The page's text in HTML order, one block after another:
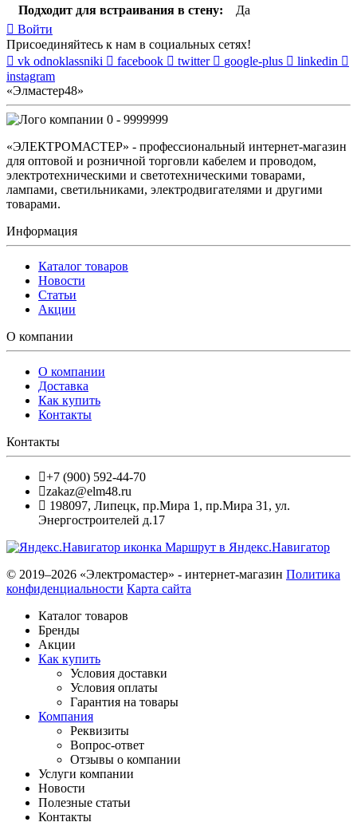
Подходит для встраивания в стену:
Да
Войти
Присоединяйтесь к нам в социальных сетях!
vk odnoklassniki facebook twitter google-plus
linkedin
instagram
«Элмастер48»
0 - 9999999
«ЭЛЕКТРОМАСТЕР» - профессиональный интернет-магазин
для оптовой и розничной торговли кабелем и проводом,
электротехническими и светотехническими товарами,
лампами, светильниками, электродвигателями и другими
товарами.
Информация
Каталог товаров
Новости
Статьи
Акции
О компании
О компании
Доставка
Как купить
Контакты
Контакты
+7 (900) 592-44-70
zakaz@elm48.ru
198097, Липецк, пр.Мира 1, пр.Мира 31, ул.
Энергостроителей д.17
Маршрут в Яндекс.Навигатор
© 2019–2026 «Электромастер» - интернет-магазин Политика
конфиденциальности Карта сайта
Каталог товаров
Бренды
Акции
Как купить
Условия доставки
Условия оплаты
Гарантия на товары
Компания
Реквизиты
Вопрос-ответ
Отзывы о компании
Услуги компании
Новости
Полезные статьи
Контакты